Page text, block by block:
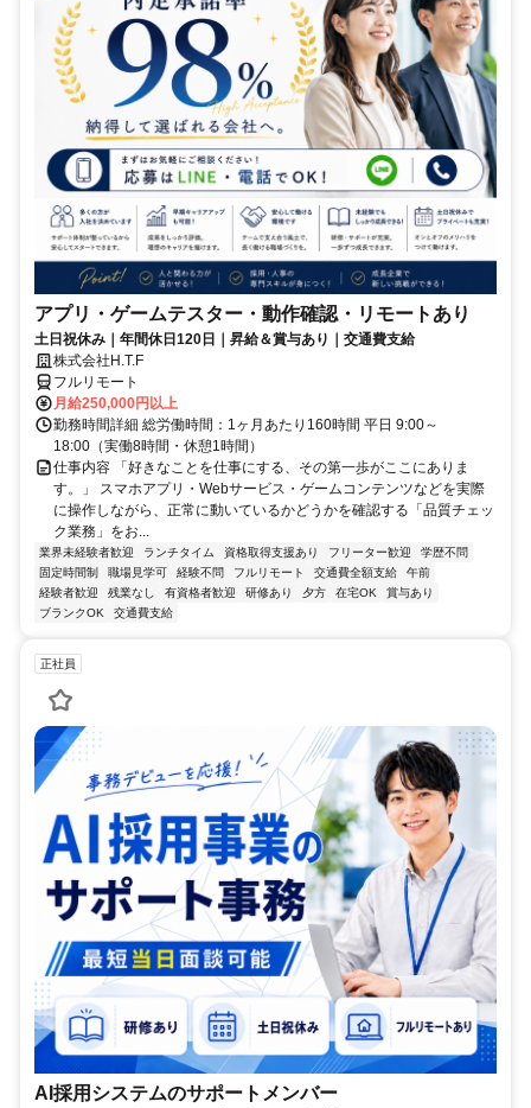
アプリ・ゲームテスター・動作確認・リモートあり
土日祝休み｜年間休日120日｜昇給＆賞与あり｜交通費支給
株式会社H.T.F
フルリモート
月給250,000円以上
勤務時間詳細 総労働時間：1ヶ月あたり160時間 平日 9:00～
18:00（実働8時間・休憩1時間）
仕事内容 「好きなことを仕事にする、その第一歩がここにありま
す。」 スマホアプリ・Webサービス・ゲームコンテンツなどを実際
に操作しながら、正常に動いているかどうかを確認する「品質チェッ
ク業務」をお...
業界未経験者歓迎 ランチタイム 資格取得支援あり フリーター歓迎
学歴不問
固定時間制
職場見学可 経験不問 フルリモート 交通費全額支給
午前
経験者歓迎
残業なし 有資格者歓迎 研修あり 夕方 在宅OK
賞与あり
ブランクOK
交通費支給
正社員
AI採用システムのサポートメンバー